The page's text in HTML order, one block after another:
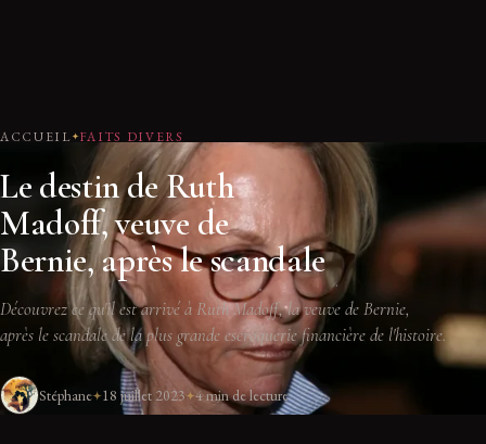
ACCUEIL FAITS DIVERS
Le destin de Ruth
Madoff, veuve de
Bernie, après le scandale
Découvrez ce qu'il est arrivé à Ruth Madoff, la veuve de Bernie,
après le scandale de la plus grande escroquerie financière de l'histoire.
Stéphane 18 juillet 2023 4 min de lecture